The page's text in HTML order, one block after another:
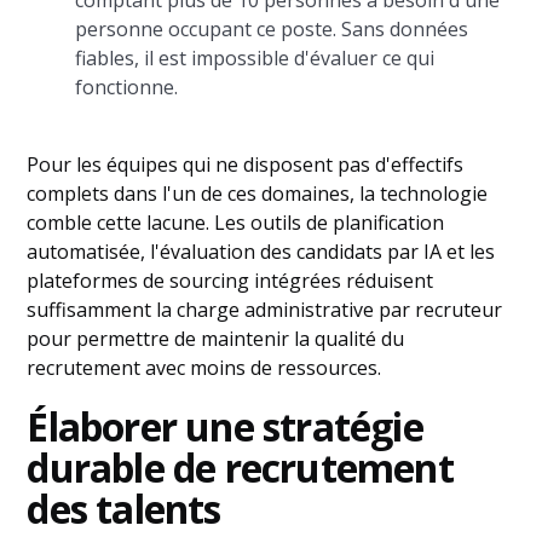
personne occupant ce poste. Sans données
fiables, il est impossible d'évaluer ce qui
fonctionne.
Pour les équipes qui ne disposent pas d'effectifs
complets dans l'un de ces domaines, la technologie
comble cette lacune. Les outils de planification
automatisée, l'évaluation des candidats par IA et les
plateformes de sourcing intégrées réduisent
suffisamment la charge administrative par recruteur
pour permettre de maintenir la qualité du
recrutement avec moins de ressources.
Élaborer une stratégie
durable de recrutement
des talents